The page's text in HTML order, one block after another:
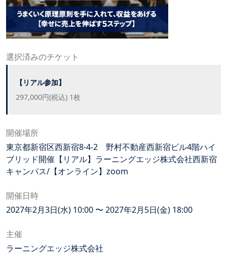
選択済みのチケット
【リアル参加】
297,000円(税込) 1枚
開催場所
東京都新宿区西新宿8-4-2 野村不動産西新宿ビル4階ハイ
ブリッド開催【リアル】ラーニングエッジ株式会社西新宿
キャンパス/【オンライン】zoom
開催日時
2027年2月3日(水) 10:00 〜 2027年2月5日(金) 18:00
主催
ラーニングエッジ株式会社